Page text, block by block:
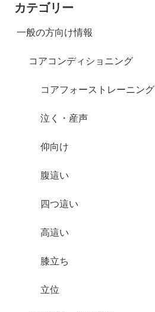
カテゴリー
一般の方向け情報
コアコンディショニング
コアフォーストレーニング
泣く・産声
仰向け
腹這い
四つ這い
高這い
膝立ち
立位